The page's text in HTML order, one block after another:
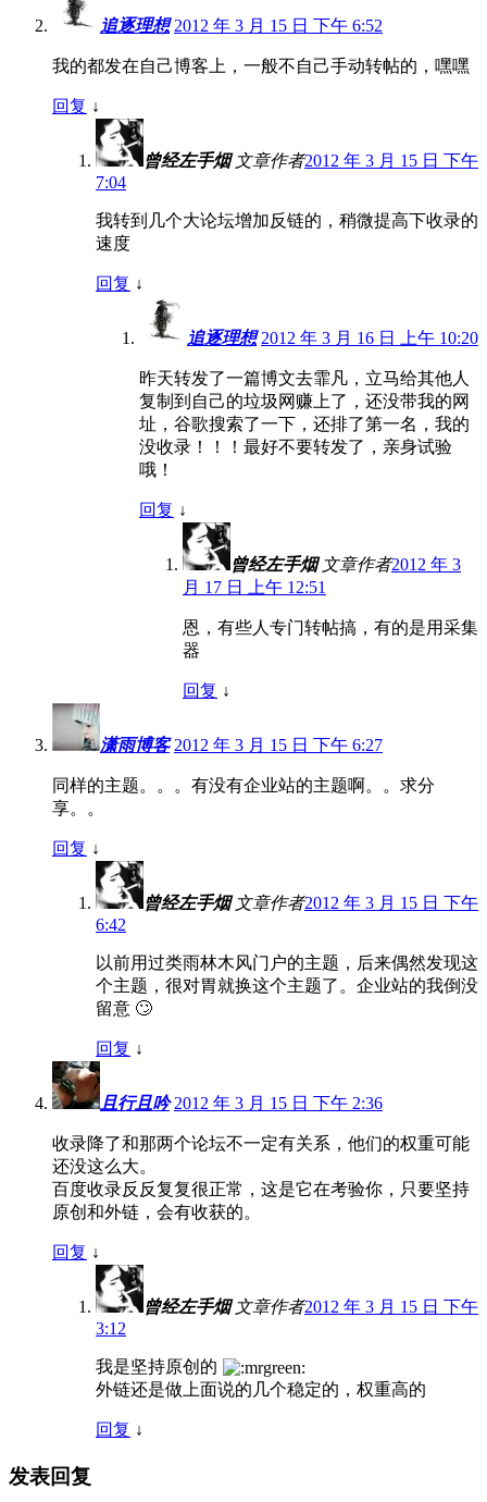
追逐理想 2012 年 3 月 15 日 下午 6:52
我的都发在自己博客上，一般不自己手动转帖的，嘿嘿
回复 ↓
曾经左手烟 文章作者2012 年 3 月 15 日 下午
7:04
我转到几个大论坛增加反链的，稍微提高下收录的
速度
回复 ↓
追逐理想 2012 年 3 月 16 日 上午 10:20
昨天转发了一篇博文去霏凡，立马给其他人
复制到自己的垃圾网赚上了，还没带我的网
址，谷歌搜索了一下，还排了第一名，我的
没收录！！！最好不要转发了，亲身试验
哦！
回复 ↓
曾经左手烟 文章作者2012 年 3
月 17 日 上午 12:51
恩，有些人专门转帖搞，有的是用采集
器
回复 ↓
潇雨博客 2012 年 3 月 15 日 下午 6:27
同样的主题。。。有没有企业站的主题啊。。求分
享。。
回复 ↓
曾经左手烟 文章作者2012 年 3 月 15 日 下午
6:42
以前用过类雨林木风门户的主题，后来偶然发现这
个主题，很对胃就换这个主题了。企业站的我倒没
留意 🙄
回复 ↓
且行且吟 2012 年 3 月 15 日 下午 2:36
收录降了和那两个论坛不一定有关系，他们的权重可能
还没这么大。
百度收录反反复复很正常，这是它在考验你，只要坚持
原创和外链，会有收获的。
回复 ↓
曾经左手烟 文章作者2012 年 3 月 15 日 下午
3:12
我是坚持原创的
外链还是做上面说的几个稳定的，权重高的
回复 ↓
发表回复